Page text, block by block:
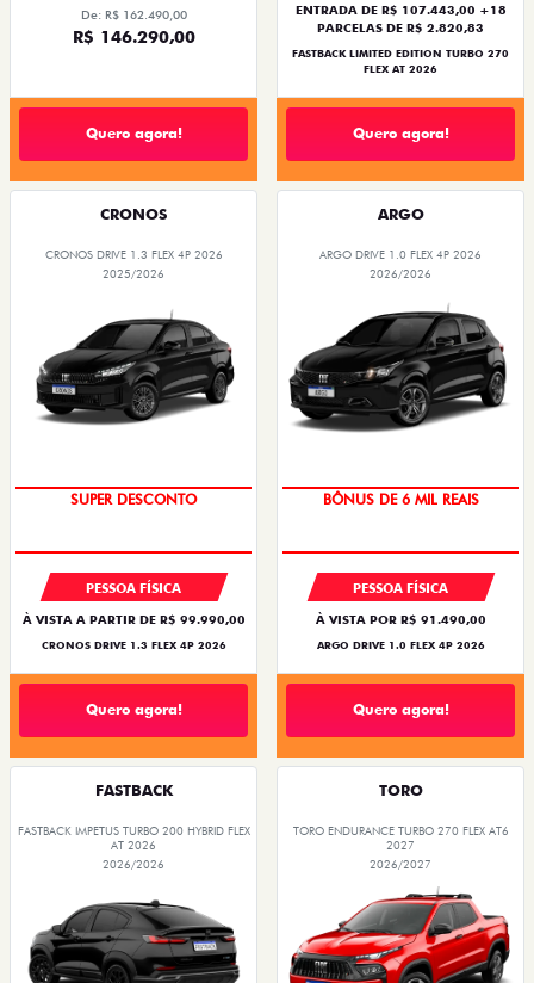
De: R$ 162.490,00
R$ 146.290,00
Quero agora!
ENTRADA DE R$ 107.443,00 +18
PARCELAS DE R$ 2.820,83
FASTBACK LIMITED EDITION TURBO 270
FLEX AT 2026
Quero agora!
CRONOS
CRONOS DRIVE 1.3 FLEX 4P 2026
2025/2026
BÔNUS DE ATÉ R$ 14 MIL
PESSOA FÍSICA
À VISTA A PARTIR DE R$ 99.990,00
CRONOS DRIVE 1.3 FLEX 4P 2026
Quero agora!
ARGO
ARGO DRIVE 1.0 FLEX 4P 2026
2026/2026
TAXA ZERO
PESSOA FÍSICA
À VISTA POR R$ 91.490,00
ARGO DRIVE 1.0 FLEX 4P 2026
Quero agora!
FASTBACK
FASTBACK IMPETUS TURBO 200 HYBRID FLEX
AT 2026
2026/2026
TORO
TORO ENDURANCE TURBO 270 FLEX AT6
2027
2026/2027